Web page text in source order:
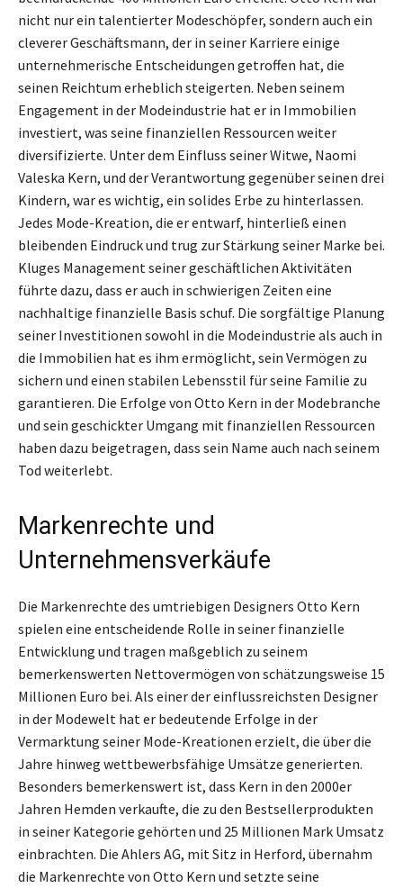
nicht nur ein talentierter Modeschöpfer, sondern auch ein
cleverer Geschäftsmann, der in seiner Karriere einige
unternehmerische Entscheidungen getroffen hat, die
seinen Reichtum erheblich steigerten. Neben seinem
Engagement in der Modeindustrie hat er in Immobilien
investiert, was seine finanziellen Ressourcen weiter
diversifizierte. Unter dem Einfluss seiner Witwe, Naomi
Valeska Kern, und der Verantwortung gegenüber seinen drei
Kindern, war es wichtig, ein solides Erbe zu hinterlassen.
Jedes Mode-Kreation, die er entwarf, hinterließ einen
bleibenden Eindruck und trug zur Stärkung seiner Marke bei.
Kluges Management seiner geschäftlichen Aktivitäten
führte dazu, dass er auch in schwierigen Zeiten eine
nachhaltige finanzielle Basis schuf. Die sorgfältige Planung
seiner Investitionen sowohl in die Modeindustrie als auch in
die Immobilien hat es ihm ermöglicht, sein Vermögen zu
sichern und einen stabilen Lebensstil für seine Familie zu
garantieren. Die Erfolge von Otto Kern in der Modebranche
und sein geschickter Umgang mit finanziellen Ressourcen
haben dazu beigetragen, dass sein Name auch nach seinem
Tod weiterlebt.
Markenrechte und
Unternehmensverkäufe
Die Markenrechte des umtriebigen Designers Otto Kern
spielen eine entscheidende Rolle in seiner finanzielle
Entwicklung und tragen maßgeblich zu seinem
bemerkenswerten Nettovermögen von schätzungsweise 15
Millionen Euro bei. Als einer der einflussreichsten Designer
in der Modewelt hat er bedeutende Erfolge in der
Vermarktung seiner Mode-Kreationen erzielt, die über die
Jahre hinweg wettbewerbsfähige Umsätze generierten.
Besonders bemerkenswert ist, dass Kern in den 2000er
Jahren Hemden verkaufte, die zu den Bestsellerprodukten
in seiner Kategorie gehörten und 25 Millionen Mark Umsatz
einbrachten. Die Ahlers AG, mit Sitz in Herford, übernahm
die Markenrechte von Otto Kern und setzte seine